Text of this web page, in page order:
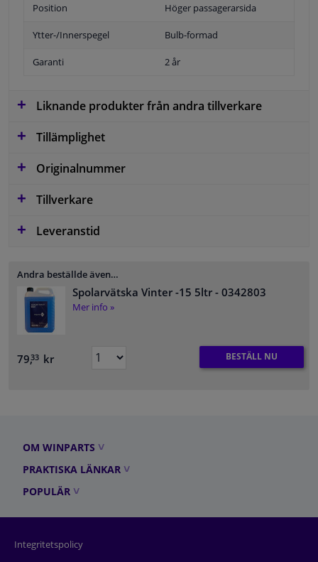
Position Höger passagerarsida
Ytter-/Innerspegel Bulb-formad
Garanti 2 år
Liknande produkter från andra tillverkare
Tillämplighet
Originalnummer
Tillverkare
Leveranstid
Andra beställde även…
Spolarvätska Vinter -15 5ltr - 0342803
Mer info »
79,33 kr BESTÄLL NU
OM WINPARTS
PRAKTISKA LÄNKAR
POPULÄR
Integritetspolicy